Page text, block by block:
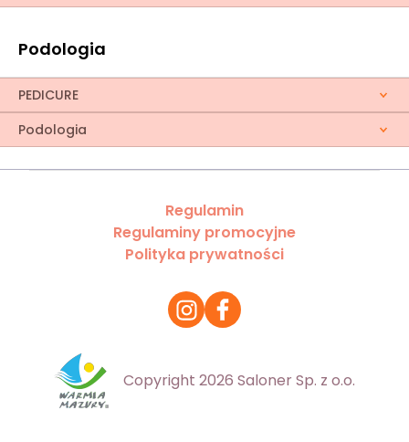
Podologia
PEDICURE
Podologia
Regulamin
Regulaminy promocyjne
Polityka prywatności
Copyright 2026 Saloner Sp. z o.o.